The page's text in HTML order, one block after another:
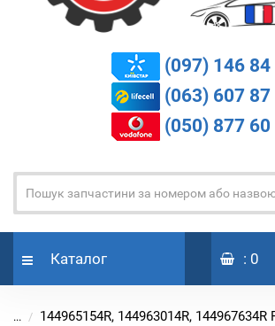
(097) 146 84
(063) 607 87
(050) 877 60
Каталог : 0
...
144965154R, 144963014R, 144967634R